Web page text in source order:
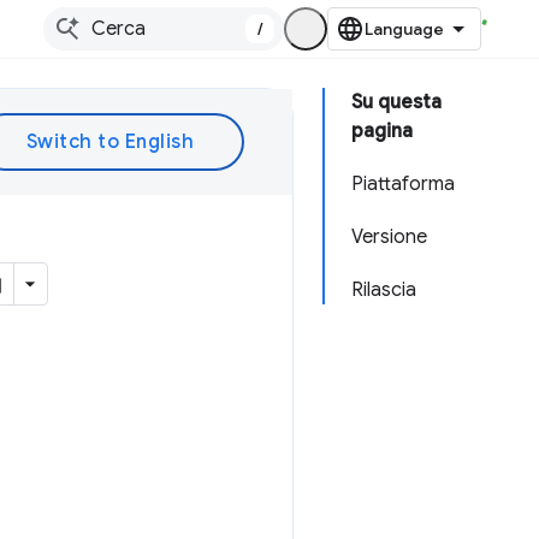
/
Su questa
pagina
Piattaforma
Versione
Rilascia